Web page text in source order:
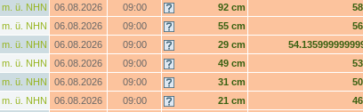
m. ü. NHN 06.08.2026 09:00 92 cm
m. ü. NHN 06.08.2026 09:00 55 cm
m. ü. NHN 06.08.2026 09:00 29 cm
m. ü. NHN 06.08.2026 09:00 49 cm
m. ü. NHN 06.08.2026 09:00 31 cm
m. ü. NHN 06.08.2026 09:00 21 cm